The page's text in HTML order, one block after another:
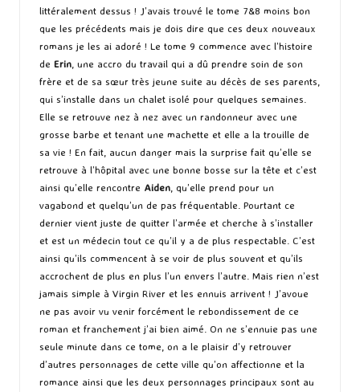
littéralement dessus ! J’avais trouvé le tome 7&8 moins bon
que les précédents mais je dois dire que ces deux nouveaux
romans je les ai adoré ! Le tome 9 commence avec l’histoire
de Erin, une accro du travail qui a dû prendre soin de son
frère et de sa sœur très jeune suite au décès de ses parents,
qui s’installe dans un chalet isolé pour quelques semaines.
Elle se retrouve nez à nez avec un randonneur avec une
grosse barbe et tenant une machette et elle a la trouille de
sa vie ! En fait, aucun danger mais la surprise fait qu’elle se
retrouve à l’hôpital avec une bonne bosse sur la tête et c’est
ainsi qu’elle rencontre Aiden, qu’elle prend pour un
vagabond et quelqu’un de pas fréquentable. Pourtant ce
dernier vient juste de quitter l’armée et cherche à s’installer
et est un médecin tout ce qu’il y a de plus respectable. C’est
ainsi qu’ils commencent à se voir de plus souvent et qu’ils
accrochent de plus en plus l’un envers l’autre. Mais rien n’est
jamais simple à Virgin River et les ennuis arrivent ! J’avoue
ne pas avoir vu venir forcément le rebondissement de ce
roman et franchement j’ai bien aimé. On ne s’ennuie pas une
seule minute dans ce tome, on a le plaisir d’y retrouver
d’autres personnages de cette ville qu’on affectionne et la
romance ainsi que les deux personnages principaux sont au